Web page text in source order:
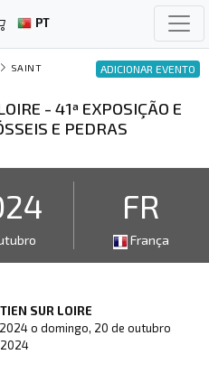
PT
ADICIONAR EVENTO
SAINT
- 41ª EXPOSIÇÃO E
E PEDRAS
FR
França
SUR LOIRE
o domingo, 20 de outubro